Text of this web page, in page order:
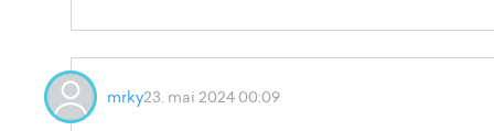
mrky23. mai 2024 00:09